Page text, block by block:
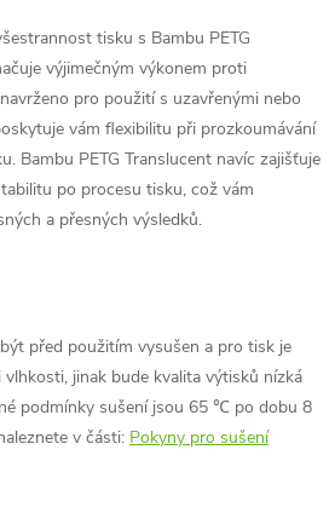
tisku s Bambu PETG
výjimečným výkonem proti
pro použití s ​​uzavřenými nebo
vám flexibilitu při prozkoumávání
Bambu PETG Translucent navíc zajišťuje
po procesu tisku, což vám
a přesných výsledků.
před použitím vysušen a pro tisk je
jinak bude kvalita výtisků nízká
podmínky sušení jsou 65 ℃ po dobu 8
v části: Pokyny pro sušení